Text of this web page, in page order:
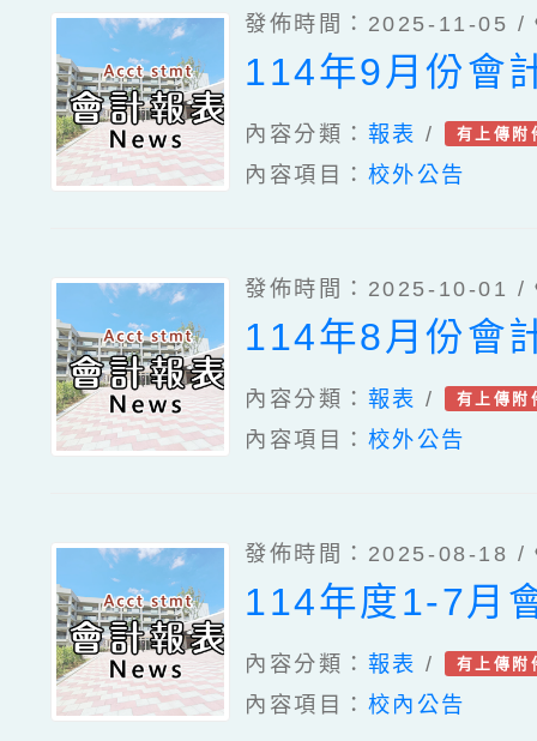
發佈時間：2025-11-05 /
114年9月份會
內容分類： 報表 / 有上傳附
內容項目： 校外公告
發佈時間：2025-10-01 /
114年8月份會
內容分類： 報表 / 有上傳附
內容項目： 校外公告
發佈時間：2025-08-18 /
114年度1-7月
內容分類： 報表 / 有上傳附
內容項目： 校內公告